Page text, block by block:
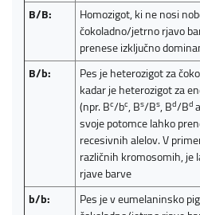
B/B:
Homozigot, ki ne nosi
čokoladno/jetrno rjavo
prenese izključno
B/b:
Pes je heterozigot za
kadar je heterozigot za
(npr. Bc/bc, Bs/Bs, Bd/Bd
svoje potomce lahko
recesivnih alelov. V
različnih kromosomih, je
rjave barve
b/b:
Pes je v eumelaninsko